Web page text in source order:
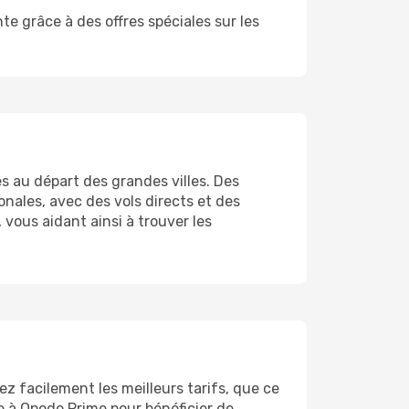
grâce à des offres spéciales sur les
au départ des grandes villes. Des
avec des vols directs et des
aidant ainsi à trouver les
facilement les meilleurs tarifs, que ce